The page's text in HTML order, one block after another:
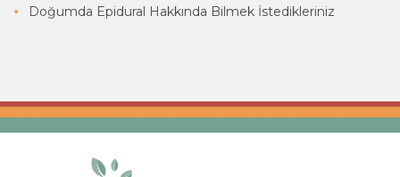
Doğumda Epidural Hakkında Bilmek İstedikleriniz